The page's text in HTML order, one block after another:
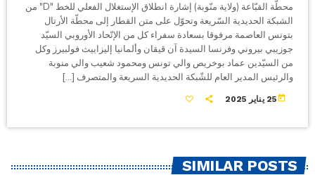
محطّة القبّاعة (ولاية منّوبة) إشارة انطلاق الإستغلال الفعلي للخط "D" من
الشبكة الحديدية السّريعة وتحوّل على متن القطار إلى محطّة الأرتال
بتونس العاصمة مرفوقا بسعادة سفراء كل من الإتّحاد الأوروبي السيّد
جوزيبي بيروني وفرنسا السيدة آن قيقان وألمانيا إليزابيث فولبيرز وكل
من السيّدين عماد بوخريص والي تونس ومحمود شعيب والي منوبة
والرئيس المدير العام للشّبكة الحديدية السريعة والمتصرف […]
today25 يناير 2025
SIMILAR POSTS